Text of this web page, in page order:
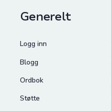
Generelt
Logg inn
Blogg
Ordbok
Støtte